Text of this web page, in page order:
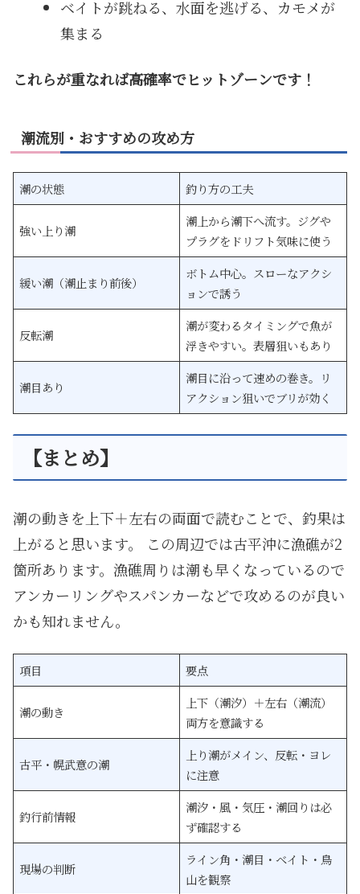
ベイトが跳ねる、水面を逃げる、カモメが
集まる
これらが重なれば高確率でヒットゾーンです！
潮流別・おすすめの攻め方
潮の状態 釣り方の工夫
強い上り潮
潮上から潮下へ流す。ジグや
プラグをドリフト気味に使う
緩い潮（潮止まり前後）
ボトム中心。スローなアクシ
ョンで誘う
反転潮
潮が変わるタイミングで魚が
浮きやすい。表層狙いもあり
潮目あり
潮目に沿って速めの巻き。リ
アクション狙いでブリが効く
【まとめ】
潮の動きを上下＋左右の両面で読むことで、釣果は
上がると思います。 この周辺では古平沖に漁礁が2
箇所あります。漁礁周りは潮も早くなっているので
アンカーリングやスパンカーなどで攻めるのが良い
かも知れません。
項目 要点
潮の動き
上下（潮汐）＋左右（潮流）
両方を意識する
古平・幌武意の潮
上り潮がメイン、反転・ヨレ
に注意
釣行前情報
潮汐・風・気圧・潮回りは必
ず確認する
現場の判断
ライン角・潮目・ベイト・鳥
山を観察